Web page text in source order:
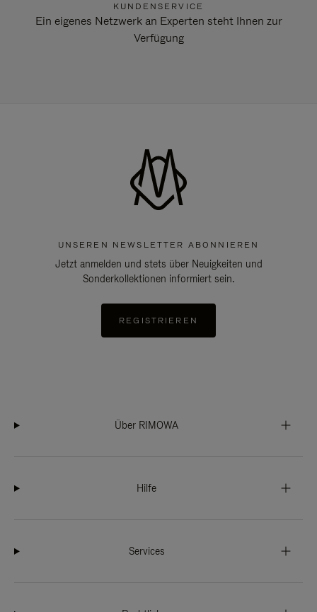
KUNDENSERVICE
Ein eigenes Netzwerk an Experten steht Ihnen zur
Verfügung
UNSEREN NEWSLETTER ABONNIEREN
Jetzt anmelden und stets über Neuigkeiten und
Sonderkollektionen informiert sein.
REGISTRIEREN
Über RIMOWA
Hilfe
Services